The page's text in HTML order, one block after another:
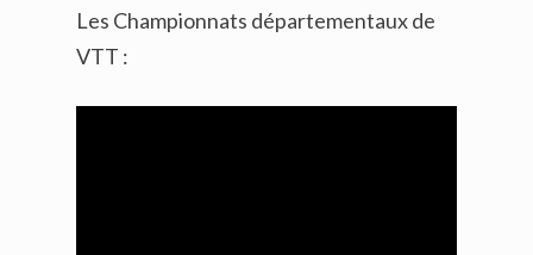
Les Championnats départementaux de
VTT :